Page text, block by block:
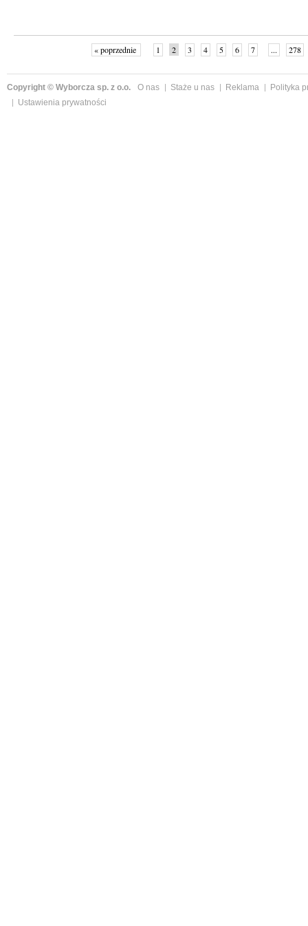
« poprzednie 1 2 3 4 5 6 7 ... 278
Copyright © Wyborcza sp. z o.o. O nas Staże u nas Reklama
Polityka
Ustawienia prywatności